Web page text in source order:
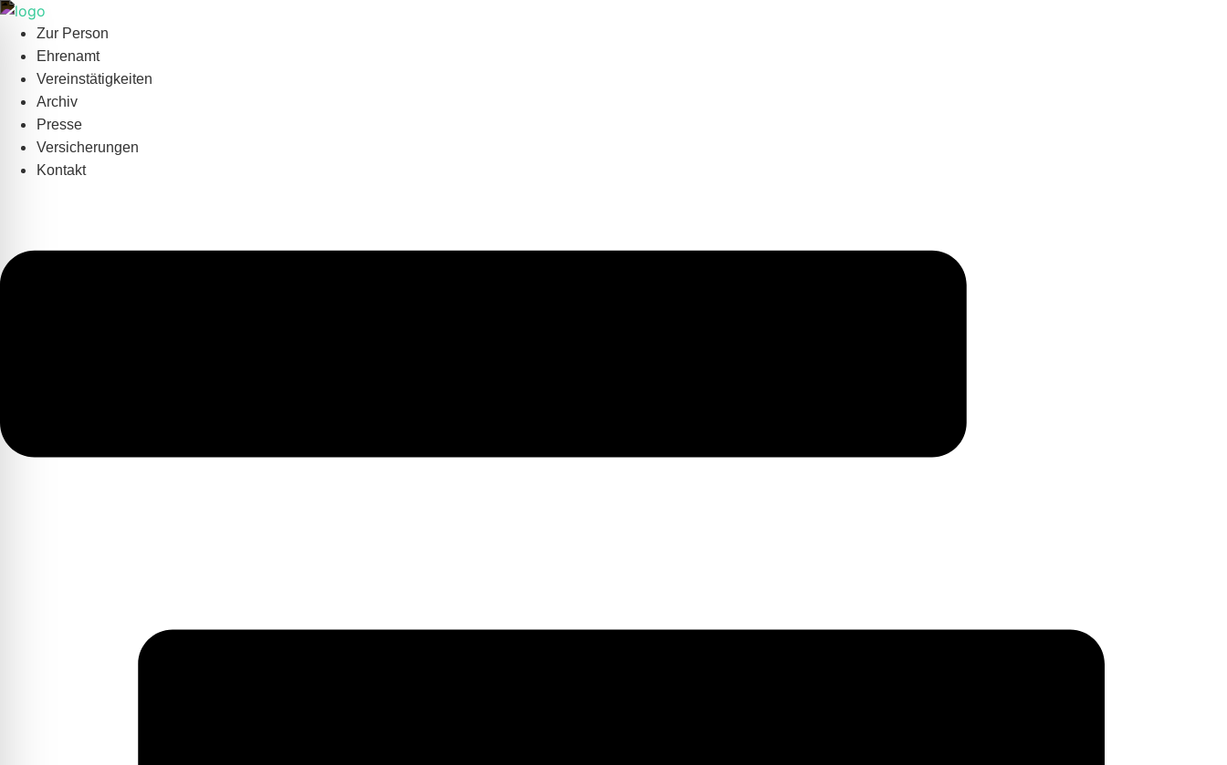
Zum
Inhalt
springen
Zur Person
Ehrenamt
Vereinstätigkeiten
Archiv
Presse
Versicherungen
Kontakt